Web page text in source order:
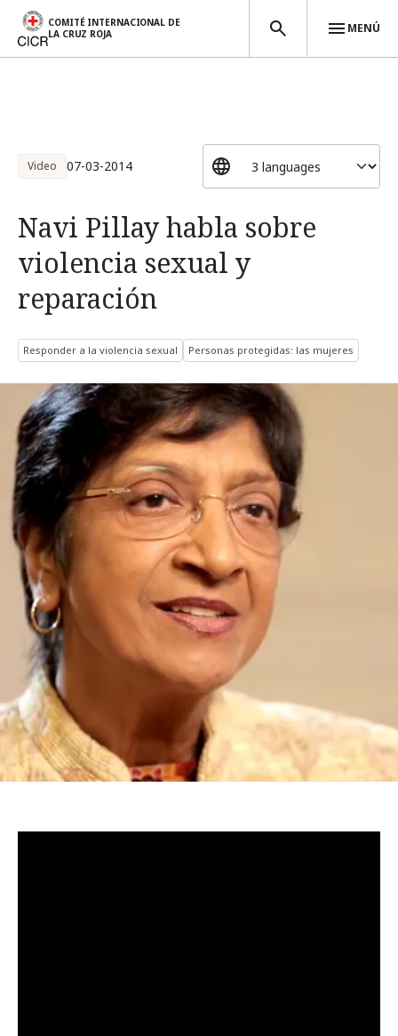
COMITÉ INTERNACIONAL DE
LA CRUZ ROJA
MENÚ
Video 07-03-2014
Navi Pillay habla sobre
violencia sexual y
reparación
Responder a la violencia sexual Personas protegidas: las mujeres